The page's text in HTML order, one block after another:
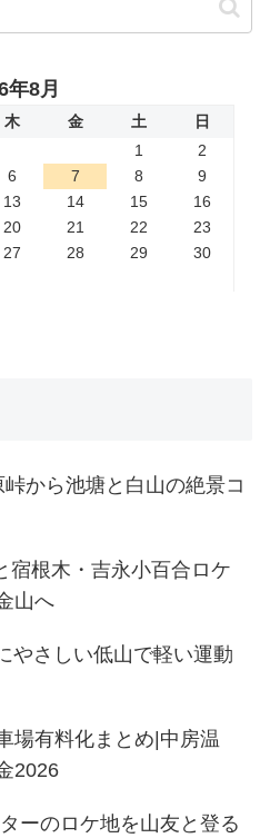
年8月
木 金 土
日
1
2
6 7 8
9
13 14 15
16
20 21 22
23
27 28 29
30
から池塘と白山の絶景コ
宿根木・吉永小百合ロケ
山へ
やさしい低山で軽い運動
場有料化まとめ|中房温
2026
ーのロケ地を山友と登る